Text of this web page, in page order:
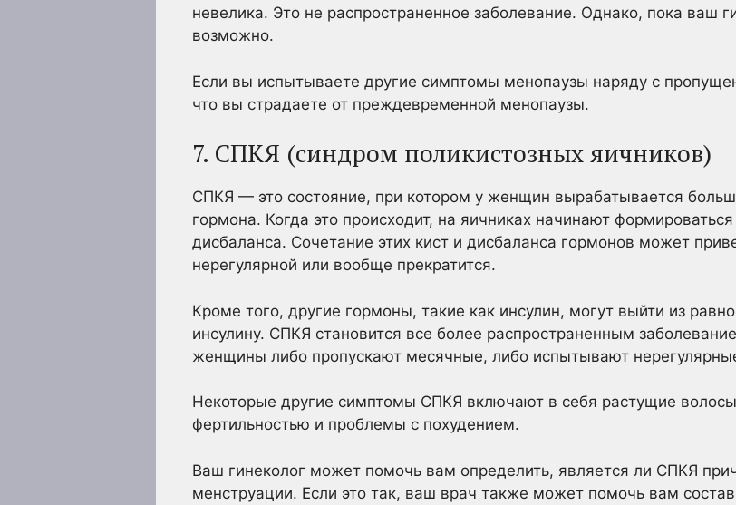
невелика. Это не распространенное заболевание. Однако, пока ваш
возможно.
Если вы испытываете другие симптомы менопаузы наряду с
что вы страдаете от преждевременной менопаузы.
7. СПКЯ (синдром поликистозных яичников)
СПКЯ — это состояние, при котором у женщин вырабатывается
гормона. Когда это происходит, на яичниках начинают
дисбаланса. Сочетание этих кист и дисбаланса гормонов может
нерегулярной или вообще прекратится.
Кроме того, другие гормоны, такие как инсулин, могут выйти из
инсулину. СПКЯ становится все более распространенным
женщины либо пропускают месячные, либо испытывают
Некоторые другие симптомы СПКЯ включают в себя растущие
фертильностью и проблемы с похудением.
Ваш гинеколог может помочь вам определить, является ли СПКЯ
менструации. Если это так, ваш врач также может помочь вам